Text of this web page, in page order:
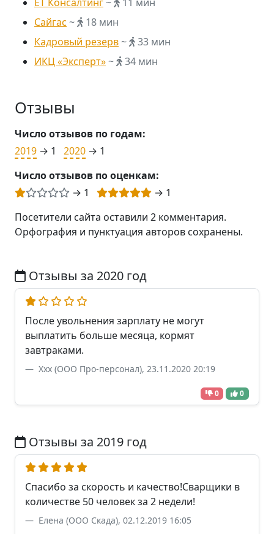
Сайгас ~
18 мин
Кадровый резерв~
33 мин
ИКЦ «Эксперт»~ 34 мин
Отзывы
Число отзывов по годам:
2019 → 1 2020 → 1
Число отзывов по оценкам:
→ 1
→ 1
Посетители сайта оставили 2 комментария.
Орфография и пунктуация авторов сохранены.
Отзывы за 2020 год
После увольнения зарплату не могут
выплатить больше месяца, кормят
завтраками.
Xxx (ООО Про-персонал), 23.11.2020 20:19
0 0
Отзывы за 2019 год
Спасибо за скорость и качество!Сварщики в
количестве 50 человек за 2 недели!
Елена (ООО Скада), 02.12.2019 16:05